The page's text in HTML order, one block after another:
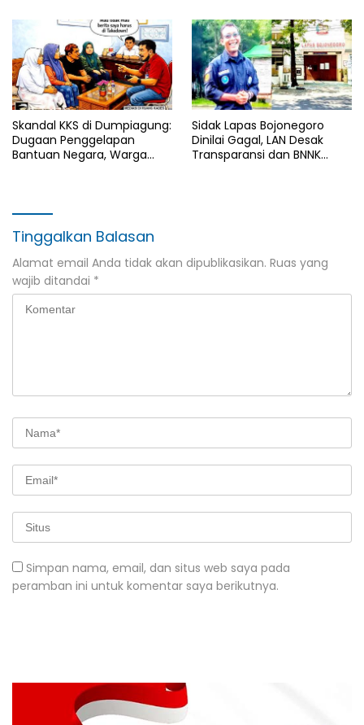
Skandal KKS di Dumpiagung:
Dugaan Penggelapan
Bantuan Negara, Warga
Sidak Lapas Bojonegoro
Dinilai Gagal, LAN Desak
Transparansi dan BNNK
Tinggalkan Balasan
Alamat email Anda tidak akan dipublikasikan. Ruas yang
wajib ditandai *
Simpan nama, email, dan situs web saya pada
peramban ini untuk komentar saya berikutnya.